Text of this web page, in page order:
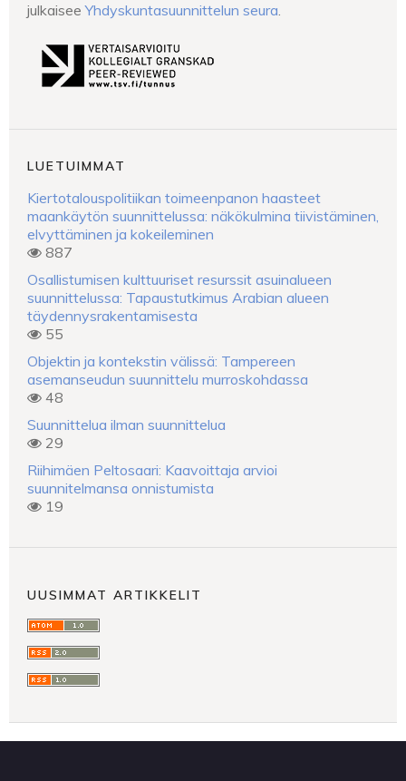
julkaiseeYhdyskuntasuunnittelun seura.
LUETUIMMAT
Kiertotalouspolitiikan toimeenpanon haasteet
maankäytön suunnittelussa: näkökulmina tiivistäminen,
elvyttäminen ja kokeileminen
887
Osallistumisen kulttuuriset resurssit asuinalueen
suunnittelussa: Tapaustutkimus Arabian alueen
täydennysrakentamisesta
55
Objektin ja kontekstin välissä: Tampereen
asemanseudun suunnittelu murroskohdassa
48
Suunnittelua ilman suunnittelua
29
Riihimäen Peltosaari: Kaavoittaja arvioi
suunnitelmansa onnistumista
19
UUSIMMAT ARTIKKELIT